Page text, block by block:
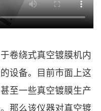
卷绕式真空镀膜机内
设备。目前市面上这
至一些真空镀膜生产
那么该仪器对真空镀